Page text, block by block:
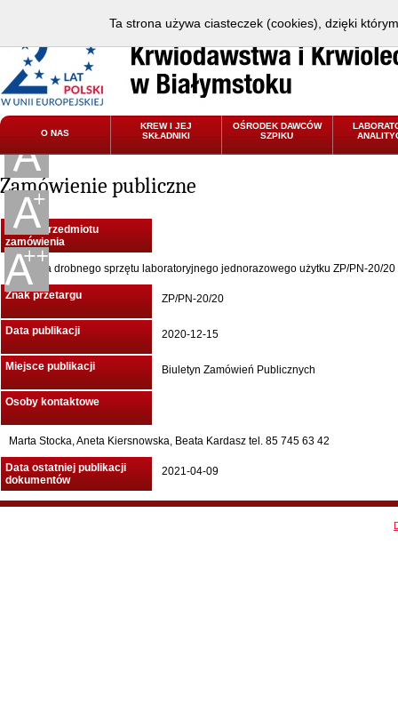
O NAS
KREW I JEJ
SKŁADNIKI
OŚRODEK DAWCÓW
SZPIKU
Zamówienie publiczne
Nazwa przedmiotu
zamówienia
Dostawa drobnego sprzętu laboratoryjnego jednorazowego użytku ZP/PN-20/20
Znak przetargu ZP/PN-20/20
Data publikacji 2020-12-15
Miejsce publikacji Biuletyn Zamówień Publicznych
Osoby kontaktowe
Marta Stocka, Aneta Kiersnowska, Beata Kardasz tel. 85 745 63 42
Data ostatniej publikacji
dokumentów
2021-04-09
Ta strona używa ciasteczek (cookies), dzięki